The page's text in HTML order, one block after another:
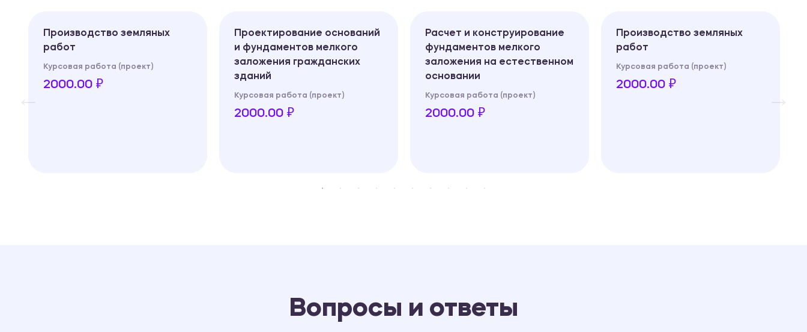
Производство земляных
работ
Курсовая работа (проект)
2000.00 ₽
Проектирование оснований
и фундаментов мелкого
заложения гражданских
зданий
Курсовая работа (проект)
2000.00 ₽
Расчет и конструирование
фундаментов мелкого
заложения на естественном
основании
Курсовая работа (проект)
2000.00 ₽
Производство земляных
работ
Курсовая работа (проект)
2000.00 ₽
Вопросы и ответы